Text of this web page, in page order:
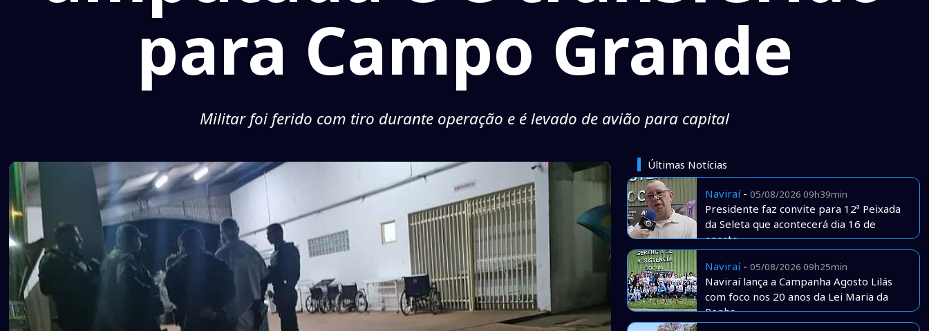
para Campo Grande
Militar foi ferido com tiro durante operação e é levado de avião para capital
Últimas Notícias
Naviraí- 05/08/2026 09h39min
Presidente faz convite para 12ª Peixada
da Seleta que acontecerá dia 16 de
agosto
Naviraí- 05/08/2026 09h25min
Naviraí lança a Campanha Agosto Lilás
com foco nos 20 anos da Lei Maria da
Penha